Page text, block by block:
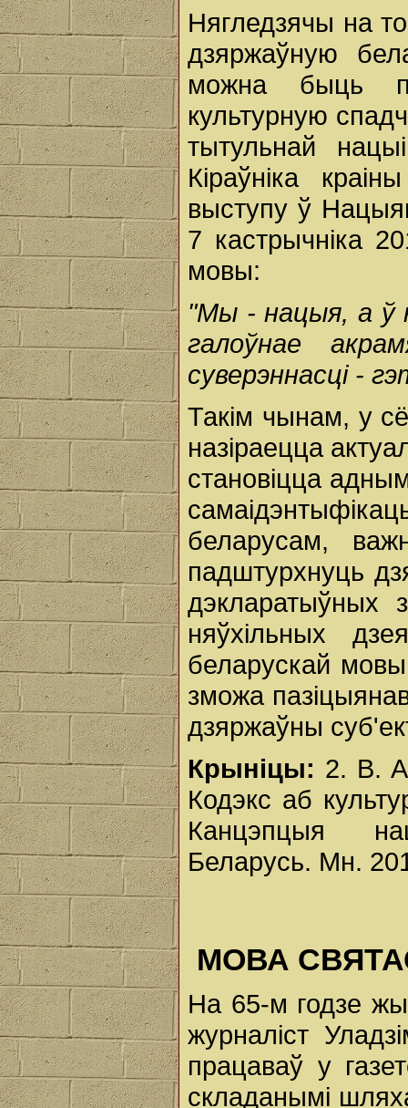
Нягледзячы на
дзяржаўную
можна быць
культурную
тытульнай
Кіраўніка
выступу ў
7 кастрычніка
мовы:
"Мы - нацыя, а ў
галоўнае
суверэннасці -
Такім чынам, у
назіраецца
становіцца
беларусам,
падштурхнуць
дэкларатыўных
няўхільных
беларускай
зможа
дзяржаўны
Крыніцы: 2. В.
Кодэкс аб
Канцэпцыя
Беларусь. Мн.
МОВА
На 65-м годзе
журналіст
працаваў у
складанымі